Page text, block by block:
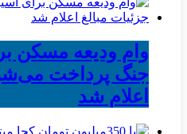
وام ودیعه مسکن
جنگ پرداخت
اعلام شد